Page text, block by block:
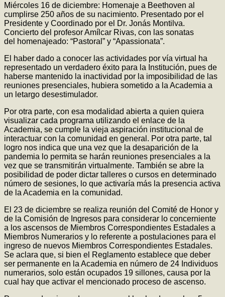
Miércoles 16 de diciembre: Homenaje a Beethoven al
cumplirse 250 años de su nacimiento. Presentado por el
Presidente y Coordinado por el Dr. Jonás Montilva.
Concierto del profesor Amílcar Rivas, con las sonatas
del homenajeado: “Pastoral” y “Apassionata”.
El haber dado a conocer las actividades por vía virtual ha
representado un verdadero éxito para la Institución, pues de
haberse mantenido la inactividad por la imposibilidad de las
reuniones presenciales, hubiera sometido a la Academia a
un letargo desestimulador.
Por otra parte, con esa modalidad abierta a quien quiera
visualizar cada programa utilizando el enlace de la
Academia, se cumple la vieja aspiración institucional de
interactuar con la comunidad en general. Por otra parte, tal
logro nos indica que una vez que la desaparición de la
pandemia lo permita se harán reuniones presenciales a la
vez que se transmitirán virtualmente. También se abre la
posibilidad de poder dictar talleres o cursos en determinado
número de sesiones, lo que activaría más la presencia activa
de la Academia en la comunidad.
El 23 de diciembre se realiza reunión del Comité de Honor y
de la Comisión de Ingresos para considerar lo concerniente
a los ascensos de Miembros Correspondientes Estadales a
Miembros Numerarios y lo referente a postulaciones para el
ingreso de nuevos Miembros Correspondientes Estadales.
Se aclara que, si bien el Reglamento establece que deber
ser permanente en la Academia en número de 24 Individuos
numerarios, solo están ocupados 19 sillones, causa por la
cual hay que activar el mencionado proceso de ascenso.